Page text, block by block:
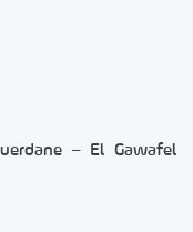
– El Gawafel